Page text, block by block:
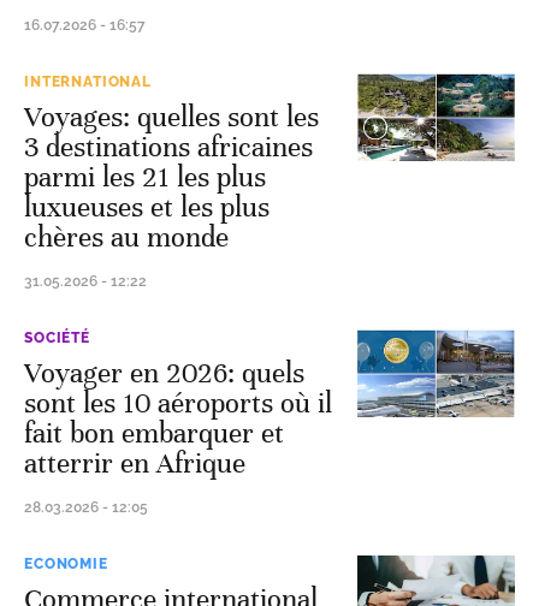
16.07.2026 - 16:57
INTERNATIONAL
Voyages: quelles sont les
3 destinations africaines
parmi les 21 les plus
luxueuses et les plus
chères au monde
31.05.2026 - 12:22
SOCIÉTÉ
Voyager en 2026: quels
sont les 10 aéroports où il
fait bon embarquer et
atterrir en Afrique
28.03.2026 - 12:05
ECONOMIE